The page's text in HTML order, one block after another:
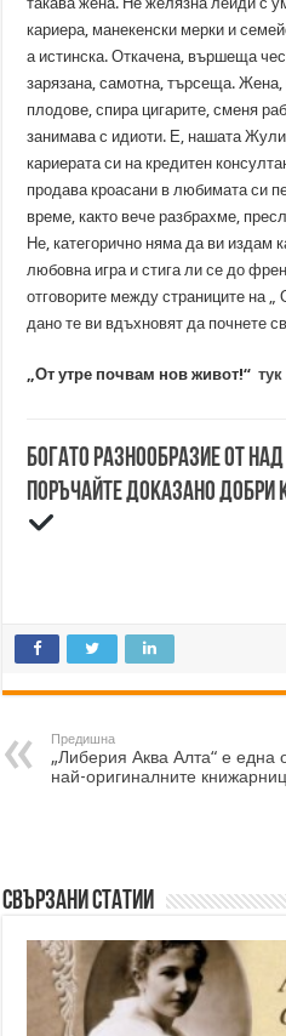
кариера, манекенски мерки и
а истинска. Откачена, вършеща
зарязана, самотна, търсеща. Жена,
плодове, спира цигарите, сменя
занимава с идиоти. Е, нашата
кариерата си на кредитен
продава кроасани в любимата си
време, както вече разбрахме,
Не, категорично няма да ви издам
любовна игра и стига ли се до
отговорите между страниците на „
дано те ви вдъхновят да почнете
„От утре почвам нов живот!“ тук
Богато разнообразие от
Поръчайте доказано добри
Предишна
„Либерия Аква Алта“ е една
най-оригиналните
Свързани статии